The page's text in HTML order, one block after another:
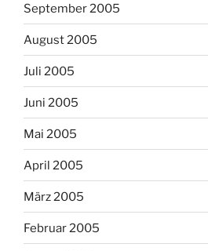
September 2005
August 2005
Juli 2005
Juni 2005
Mai 2005
April 2005
März 2005
Februar 2005